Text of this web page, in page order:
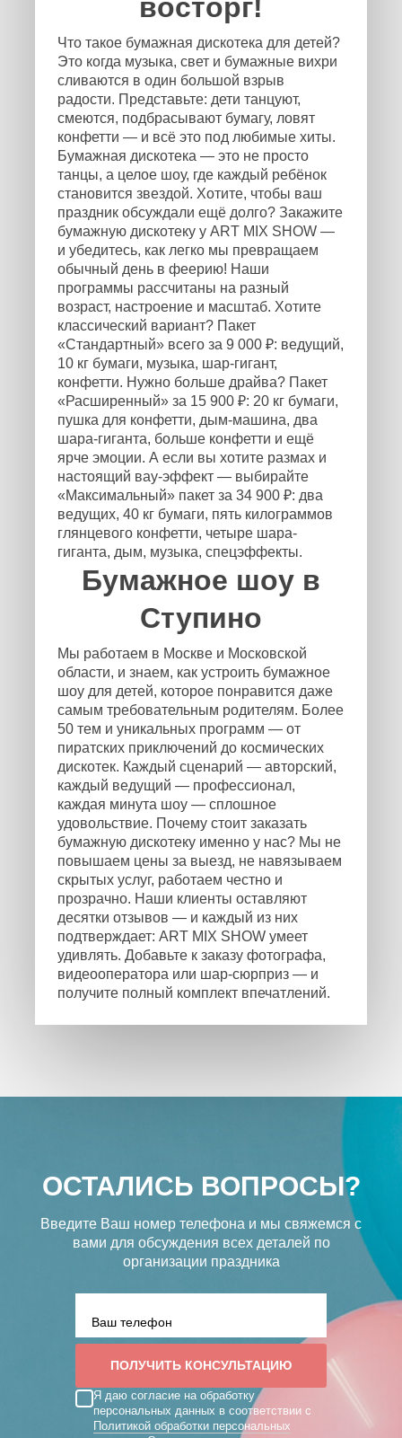
восторг!
Что такое бумажная дискотека для детей?
Это когда музыка, свет и бумажные вихри
сливаются в один большой взрыв
радости. Представьте: дети танцуют,
смеются, подбрасывают бумагу, ловят
конфетти — и всё это под любимые хиты.
Бумажная дискотека — это не просто
танцы, а целое шоу, где каждый ребёнок
становится звездой. Хотите, чтобы ваш
праздник обсуждали ещё долго? Закажите
бумажную дискотеку у ART MIX SHOW —
и убедитесь, как легко мы превращаем
обычный день в феерию! Наши
программы рассчитаны на разный
возраст, настроение и масштаб. Хотите
классический вариант? Пакет
«Стандартный» всего за 9 000 ₽: ведущий,
10 кг бумаги, музыка, шар-гигант,
конфетти. Нужно больше драйва? Пакет
«Расширенный» за 15 900 ₽: 20 кг бумаги,
пушка для конфетти, дым-машина, два
шара-гиганта, больше конфетти и ещё
ярче эмоции. А если вы хотите размах и
настоящий вау-эффект — выбирайте
«Максимальный» пакет за 34 900 ₽: два
ведущих, 40 кг бумаги, пять килограммов
глянцевого конфетти, четыре шара-
гиганта, дым, музыка, спецэффекты.
Бумажное шоу в
Ступино
Мы работаем в Москве и Московской
области, и знаем, как устроить бумажное
шоу для детей, которое понравится даже
самым требовательным родителям. Более
50 тем и уникальных программ — от
пиратских приключений до космических
дискотек. Каждый сценарий — авторский,
каждый ведущий — профессионал,
каждая минута шоу — сплошное
удовольствие. Почему стоит заказать
бумажную дискотеку именно у нас? Мы не
повышаем цены за выезд, не навязываем
скрытых услуг, работаем честно и
прозрачно. Наши клиенты оставляют
десятки отзывов — и каждый из них
подтверждает: ART MIX SHOW умеет
удивлять. Добавьте к заказу фотографа,
видеооператора или шар-сюрприз — и
получите полный комплект впечатлений.
ОСТАЛИСЬ ВОПРОСЫ?
Введите Ваш номер телефона и мы свяжемся с
вами для обсуждения всех деталей по
организации праздника
Я даю согласие на обработку
персональных данных в соответствии с
Политикой обработки персональных